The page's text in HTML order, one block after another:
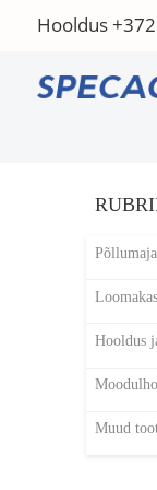
Hooldus
Hooldus
Muud